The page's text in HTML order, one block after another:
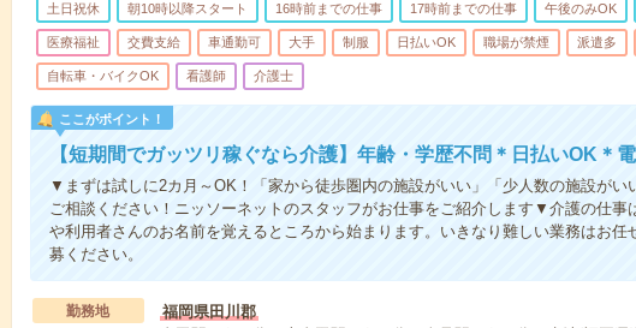
土日祝休 朝10時以降スタート 16時前までの仕事 17時前までの仕事 午後のみOK
医療福祉 交費支給 車通勤可 大手 制服 日払いOK 職場が禁煙 派遣多
自転車・バイクOK 看護師 介護士
ここがポイント！
【短期間でガッツリ稼ぐなら介護】年齢・学歴不問＊日払いOK＊
▼まずは試しに2カ月～OK！「家から徒歩圏内の施設がいい」「少人数の施設がい
ご相談ください！ニッソーネットのスタッフがお仕事をご紹介します▼介護の仕事
や利用者さんのお名前を覚えるところから始まります。いきなり難しい業務はお任
募ください。
勤務地
福岡県田川郡